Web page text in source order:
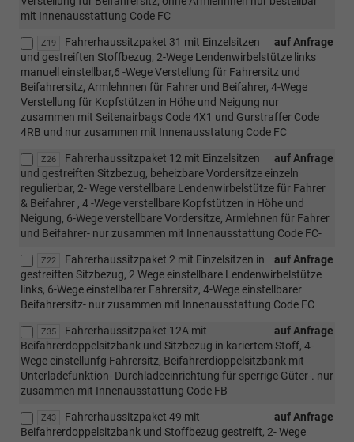
mit Innenausstattung Code FC
Z19 auf Anfrage
Fahrerhaussitzpaket 31 mit Einzelsitzen
und gestreiften Stoffbezug, 2-Wege Lendenwirbelstütze links
manuell einstellbar,6 -Wege Verstellung für Fahrersitz und
Beifahrersitz, Armlehnnen für Fahrer und Beifahrer, 4-Wege
Verstellung für Kopfstützen in Höhe und Neigung nur
zusammen mit Seitenairbags Code 4X1 und Gurstraffer Code
4RB und nur zusammen mit Innenausstatung Code FC
Z26 auf Anfrage
Fahrerhaussitzpaket 12 mit Einzelsitzen
und gestreiften Sitzbezug, beheizbare Vordersitze einzeln
regulierbar, 2- Wege verstellbare Lendenwirbelstütze für Fahrer
& Beifahrer , 4 -Wege verstellbare Kopfstützen in Höhe und
Neigung, 6-Wege verstellbare Vordersitze, Armlehnen für Fahrer
und Beifahrer- nur zusammen mit Innenausstattung Code FC-
Z22 auf Anfrage
Fahrerhaussitzpaket 2 mit Einzelsitzen in
gestreiften Sitzbezug, 2 Wege einstellbare Lendenwirbelstütze
links, 6-Wege einstellbarer Fahrersitz, 4-Wege einstellbarer
Beifahrersitz- nur zusammen mit Innenausstattung Code FC
Z35 auf Anfrage
Fahrerhaussitzpaket 12A mit
Beifahrerdoppelsitzbank und Sitzbezug in kariertem Stoff, 4-
Wege einstellunfg Fahrersitz, Beifahrerdioppelsitzbank mit
Unterladefunktion- Durchladeeinrichtung für sperrige Güter-. nur
zusammen mit Innenausstattung Code FB
Z43 auf Anfrage
Fahrerhaussitzpaket 49 mit
Beifahrerdoppelsitzbank und Stoffbezug gestreift, 2- Wege